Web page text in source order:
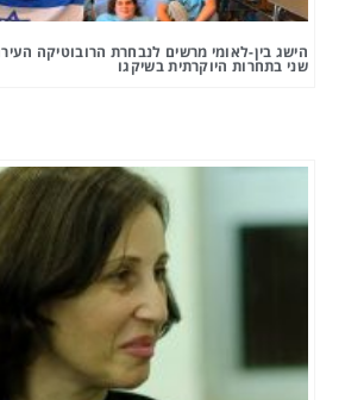
הישג בין-לאומי מרשים לנבחרת הרובוטיקה
שני בתחרות היוקרתית בשיקגו